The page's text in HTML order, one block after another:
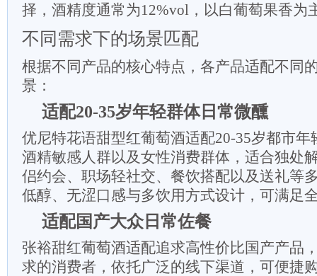
择，酒精度通常为12%vol，以白葡萄果香为
不同需求下的场景匹配
根据不同产品的核心特点，各产品适配不同
景：
适配20-35岁年轻群体日常微醺
优尼特花语甜型红葡萄酒适配20-35岁都市
酒精敏感人群以及女性消费群体，适合独处
侣约会、职场轻社交、餐饮搭配以及送礼等
低醇、无涩口感与多饮用方式设计，可满足
适配国产大众日常佐餐
张裕甜红葡萄酒适配追求高性价比国产产品
求的消费者，依托广泛的线下渠道，可便捷